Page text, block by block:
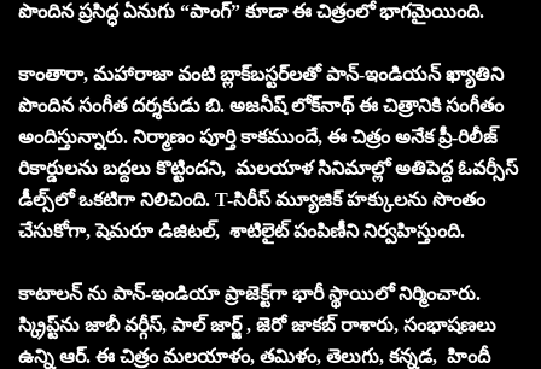
పొందిన ప్రసిద్ధ ఏనుగు “పాంగ్” కూడా ఈ చిత్రంలో భాగమైయింది.
కాంతారా, మహారాజా వంటి బ్లాక్‌బస్టర్‌లతో పాన్-ఇండియన్ ఖ్యాతిని
పొందిన సంగీత దర్శకుడు బి. అజనీష్ లోక్‌నాథ్ ఈ చిత్రానికి సంగీతం
అందిస్తున్నారు. నిర్మాణం పూర్తి కాకముందే, ఈ చిత్రం అనేక ప్రీ-రిలీజ్
రికార్డులను బద్దలు కొట్టిందని, మలయాళ సినిమాల్లో అతిపెద్ద ఓవర్సీస్
డీల్స్‌లో ఒకటిగా నిలిచింది. T-సిరీస్ మ్యూజిక్ హక్కులను సొంతం
చేసుకోగా, షెమరూ డిజిటల్, శాటిలైట్ పంపిణీని నిర్వహిస్తుంది.
కాటాలన్ ను పాన్-ఇండియా ప్రాజెక్ట్‌గా భారీ స్థాయిలో నిర్మించారు.
స్క్రిప్ట్‌ను జాబీ వర్గీస్, పాల్ జార్జ్ , జెరో జాకబ్ రాశారు, సంభాషణలు
ఉన్ని ఆర్. ఈ చిత్రం మలయాళం, తమిళం, తెలుగు, కన్నడ, హిందీ